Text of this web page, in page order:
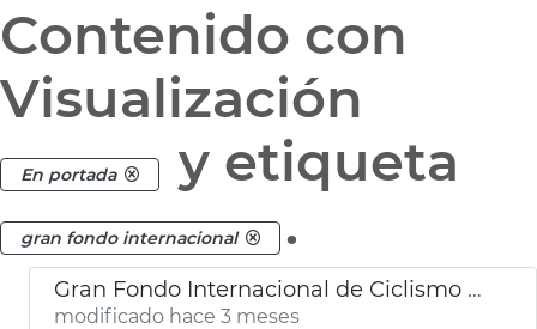
Contenido con
Visualización
En portada y etiqueta
gran fondo internacional .
Gran Fondo Internacional de Ciclismo València
modificado hace 3 meses